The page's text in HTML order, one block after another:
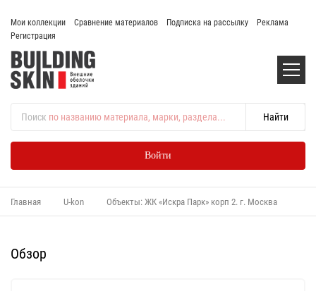
Мои коллекции Сравнение материалов Подписка на рассылку
Реклама
Регистрация
Поиск по названию материала, марки, раздела...
Войти
Главная U-kon Объекты: ЖК «Искра Парк» корп 2. г. Москва
Обзор